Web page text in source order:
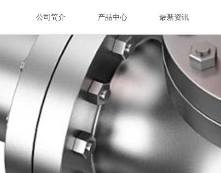
公司简介 产品中心 最新资讯